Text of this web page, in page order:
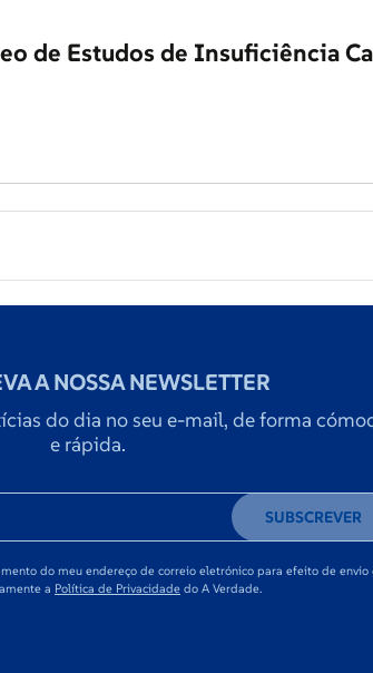
de Estudos de Insuficiência
A NOSSA NEWSLETTER
do dia no seu e-mail, de forma
e rápida.
SUBSCREVER
do meu endereço de correio eletrónico para efeito de envio
a Política de Privacidade do A Verdade.